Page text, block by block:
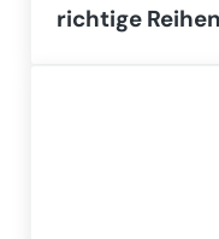
richtige